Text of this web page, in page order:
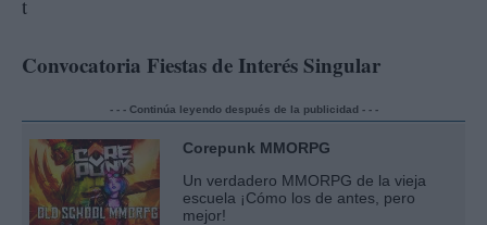
Convocatoria Fiestas de Interés Singular
- - - Continúa leyendo después de la publicidad - - -
Corepunk MMORPG
Un verdadero MMORPG de la vieja
escuela ¡Cómo los de antes, pero
mejor!